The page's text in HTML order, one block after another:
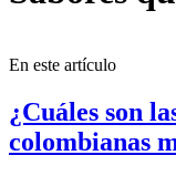
En este artículo
¿Cuáles son
colombianas